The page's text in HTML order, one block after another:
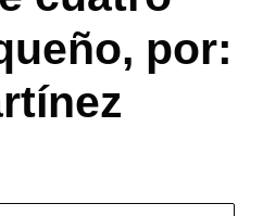
por: